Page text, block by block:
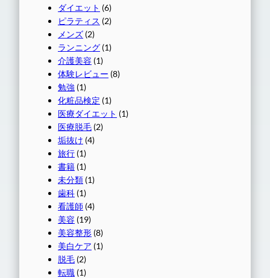
ダイエット (6)
ピラティス (2)
メンズ (2)
ランニング (1)
介護美容 (1)
体験レビュー (8)
勉強 (1)
化粧品検定 (1)
医療ダイエット (1)
医療脱毛 (2)
垢抜け (4)
旅行 (1)
書籍 (1)
未分類 (1)
歯科 (1)
看護師 (4)
美容 (19)
美容整形 (8)
美白ケア (1)
脱毛 (2)
転職 (1)